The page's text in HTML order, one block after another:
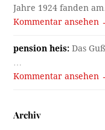
Jahre 1924 fanden
Kommentar ansehen
pension heis: Das
Kommentar ansehen
Archiv